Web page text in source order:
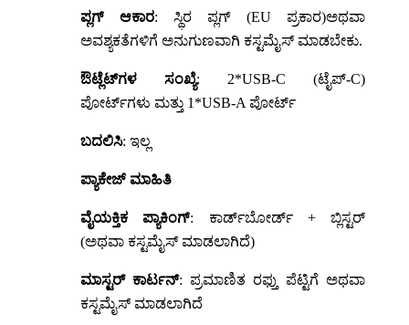
ಪ್ಲಗ್ ಆಕಾರ: ಸ್ಥಿರ ಪ್ಲಗ್ (EU ಪ್ರಕಾರ)ಅಥವಾ
ಅವಶ್ಯಕತೆಗಳಿಗೆ ಅನುಗುಣವಾಗಿ ಕಸ್ಟಮೈಸ್ ಮಾಡಬೇಕು.
ಔಟ್ಲೆಟ್‌ಗಳ ಸಂಖ್ಯೆ: 2*USB-C (ಟೈಪ್-C)
ಪೋರ್ಟ್‌ಗಳು ಮತ್ತು 1*USB-A ಪೋರ್ಟ್
ಬದಲಿಸಿ: ಇಲ್ಲ
ಪ್ಯಾಕೇಜ್ ಮಾಹಿತಿ
ವೈಯಕ್ತಿಕ ಪ್ಯಾಕಿಂಗ್: ಕಾರ್ಡ್‌ಬೋರ್ಡ್ + ಬ್ಲಿಸ್ಟರ್
(ಅಥವಾ ಕಸ್ಟಮೈಸ್ ಮಾಡಲಾಗಿದೆ)
ಮಾಸ್ಟರ್ ಕಾರ್ಟನ್: ಪ್ರಮಾಣಿತ ರಫ್ತು ಪೆಟ್ಟಿಗೆ ಅಥವಾ
ಕಸ್ಟಮೈಸ್ ಮಾಡಲಾಗಿದೆ